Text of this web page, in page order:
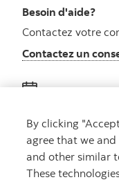
Besoin d'aide?
Contactez votre
Contactez un
Obtenez des
Rencontrez un
Prenez rendez-
By clicking
agree that we
and other similar
These